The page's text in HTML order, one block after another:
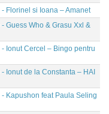
- Florinel si Ioana – Amanet
- Guess Who & Grasu Xxl &
- Ionut Cercel – Bingo pentru
- Ionut de la Constanta – HAI
- Kapushon feat Paula Seling